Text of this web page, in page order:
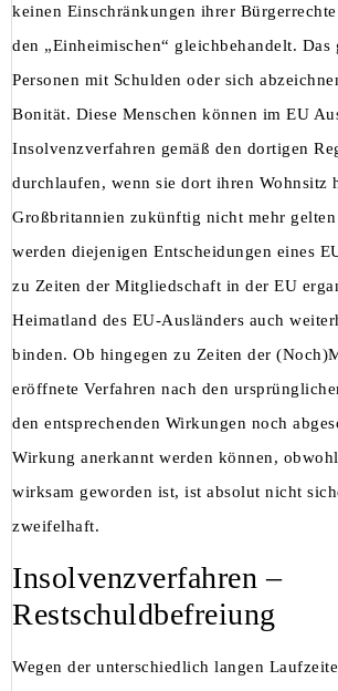
keinen Einschränkungen ihrer
den „Einheimischen“ gleichbehandelt.
Personen mit Schulden oder sich
Bonität. Diese Menschen können im EU
Insolvenzverfahren gemäß den dortigen
durchlaufen, wenn sie dort ihren Wohnsitz
Großbritannien zukünftig nicht mehr gelten
werden diejenigen Entscheidungen eines
zu Zeiten der Mitgliedschaft in der EU
Heimatland des EU-Ausländers auch
binden. Ob hingegen zu Zeiten der
eröffnete Verfahren nach den
den entsprechenden Wirkungen noch
Wirkung anerkannt werden können,
wirksam geworden ist, ist absolut nicht
zweifelhaft.
Insolvenzverfahren –
Restschuldbefreiung
Wegen der unterschiedlich langen